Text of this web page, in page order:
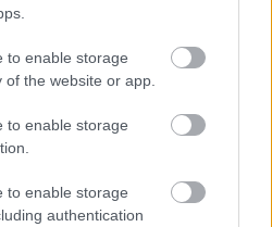
to enable storage
the website or app.
to enable storage
to enable storage
authentication
a un jugador que
posición del centro del
a que será utilizado como
banda.
en el Atlético será el de
al que ha tenido durante buena
Elche. Por tanto, su estatus en